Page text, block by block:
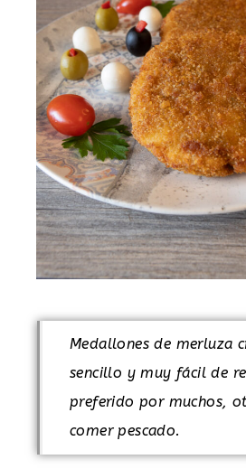
Medallones de merluza
sencillo y muy fácil de
preferido por muchos,
comer pescado.